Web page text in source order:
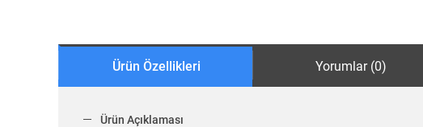
Ürün Özellikleri Yorumlar (0)
Ürün Açıklaması